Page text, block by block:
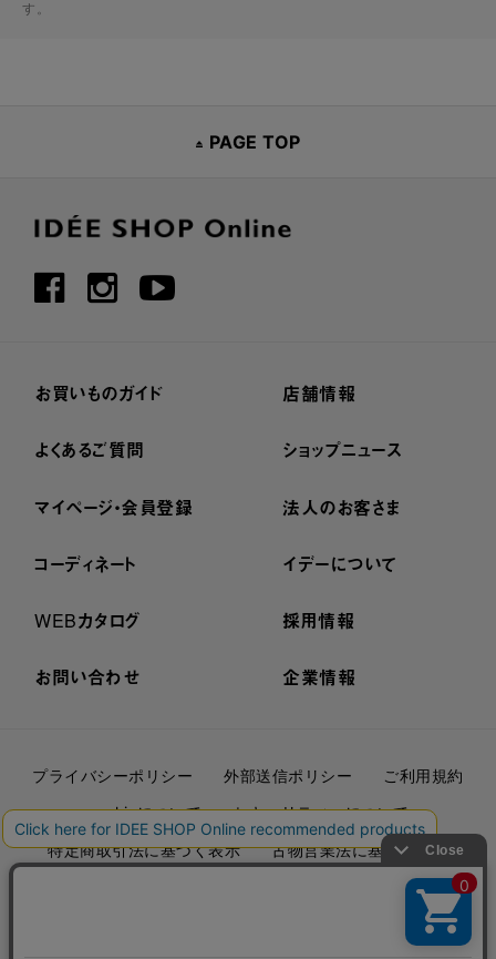
す。
PAGE TOP
お買いものガイド
よくあるご質問
マイページ・会員登録
コーディネート
WEBカタログ
お問い合わせ
店舗情報
ショップニュース
法人のお客さま
イデーについて
採用情報
企業情報
プライバシーポリシー 外部送信ポリシー
ご利用規約
cookieについて
セキュリティーについて
特定商取引法に基づく表示
古物営業法に基づく表示